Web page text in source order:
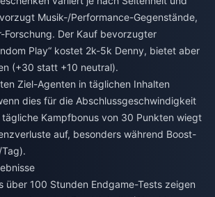
Musik-/Performance-Gegenstände,
Forschung. Der Kauf bevorzugter
Play“ kostet 2k-5k Denny, bietet aber
(+30 statt +10 neutral).
Ziel-Agenten in täglichen Inhalten
dies für die Abschlussgeschwindigkeit
Kampfbonus von 30 Punkten wiegt
auf, besonders während Boost-
über 100 Stunden Endgame-Tests zeigen